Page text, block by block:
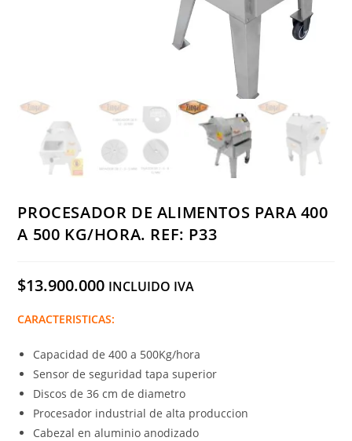
PROCESADOR DE ALIMENTOS PARA 400
A 500 KG/HORA. REF: P33
$13.900.000 INCLUIDO IVA
CARACTERISTICAS:
Capacidad de 400 a 500Kg/hora
Sensor de seguridad tapa superior
Discos de 36 cm de diametro
Procesador industrial de alta produccion
Cabezal en aluminio anodizado